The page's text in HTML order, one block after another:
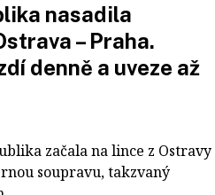
nasadila
– Praha.
denně a uveze až
začala na lince z Ostravy
soupravu, takzvaný